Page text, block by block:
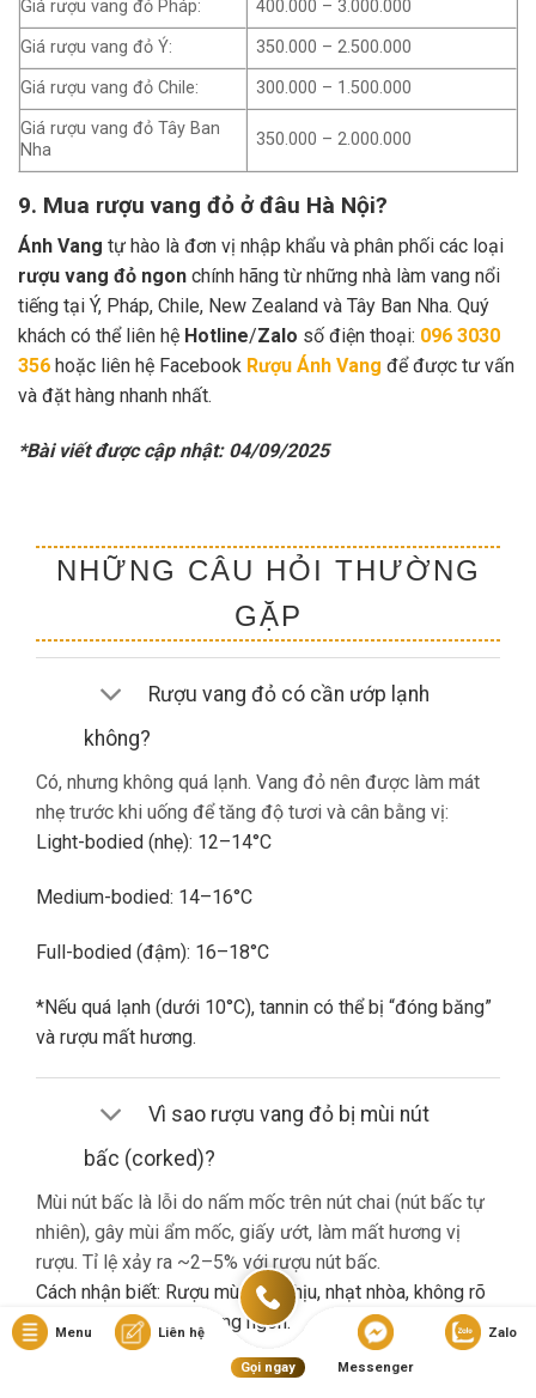
Giá rượu vang đỏ Pháp:
400.000 – 3.000.000
Giá rượu vang đỏ Ý:
350.000 – 2.500.000
Giá rượu vang đỏ Chile:
300.000 – 1.500.000
Giá rượu vang đỏ Tây Ban
Nha
350.000 – 2.000.000
9. Mua rượu vang đỏ ở đâu Hà Nội?
Ánh Vang tự hào là đơn vị nhập khẩu và phân phối các loại
rượu vang đỏ ngon chính hãng từ những nhà làm vang nổi
tiếng tại Ý, Pháp, Chile, New Zealand và Tây Ban Nha. Quý
khách có thể liên hệ Hotline/Zalo số điện thoại: 096 3030
356 hoặc liên hệ Facebook Rượu Ánh Vang để được tư vấn
và đặt hàng nhanh nhất.
*Bài viết được cập nhật: 04/09/2025
NHỮNG CÂU HỎI THƯỜNG
GẶP
Rượu vang đỏ có cần ướp lạnh
không?
Có, nhưng không quá lạnh. Vang đỏ nên được làm mát
nhẹ trước khi uống để tăng độ tươi và cân bằng vị:
Light-bodied (nhẹ): 12–14°C
Medium-bodied: 14–16°C
Full-bodied (đậm): 16–18°C
*Nếu quá lạnh (dưới 10°C), tannin có thể bị “đóng băng”
và rượu mất hương.
Vì sao rượu vang đỏ bị mùi nút
bấc (corked)?
Mùi nút bấc là lỗi do nấm mốc trên nút chai (nút bấc tự
nhiên), gây mùi ẩm mốc, giấy ướt, làm mất hương vị
rượu. Tỉ lệ xảy ra ~2–5% với rượu nút bấc.
Cách nhận biết: Rượu mùi khó chịu, nhạt nhòa, không rõ
hương trái cây dù là vang ngon.
Nếu gặp lỗi này, bạn nên liên hệ cửa hàng đổi trả (nếu có
Menu Liên hệ
Gọi ngay Messenger
Zalo